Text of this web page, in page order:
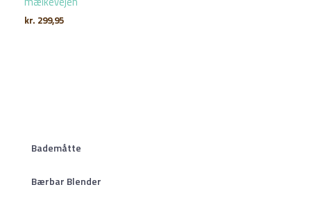
Bademåtte
Bærbar Blender
kr. 299,95